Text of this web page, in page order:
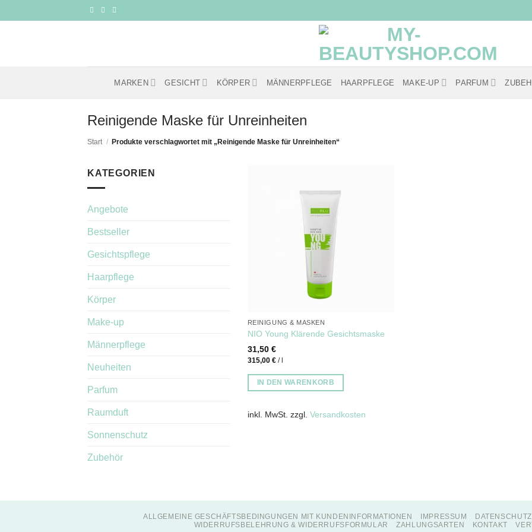
Inhalt
MARKEN GESICHT KÖRPER MÄNNERPFLEGE HAARPFLEGE MAKE-UP PARFUM
Reinigende Maske für Unreinheiten
Start / Produkte verschlagwortet mit „Reinigende Maske für Unreinheiten“
KATEGORIEN
Angebote
Bestseller
Gesichtspflege
Haarpflege
Körper
Make-up
Männerpflege
Neuheiten
Parfum
Raumduft
Sonnenschutz
Zubehör
REINIGUNG & MASKEN
NIO Young Klärende Gesichtsmaske
31,50 €
315,00 €/
IN DEN WARENKORB
inkl. MwSt. zzgl. Versandkosten
ALLGEMEINE GESCHÄFTSBEDINGUNGEN MIT KUNDENINFORMATIONEN IMPRESSUM
WIDERRUFSBELEHRUNG & WIDERRUFSFORMULAR
ZAHLUNGSARTEN KONTAKT